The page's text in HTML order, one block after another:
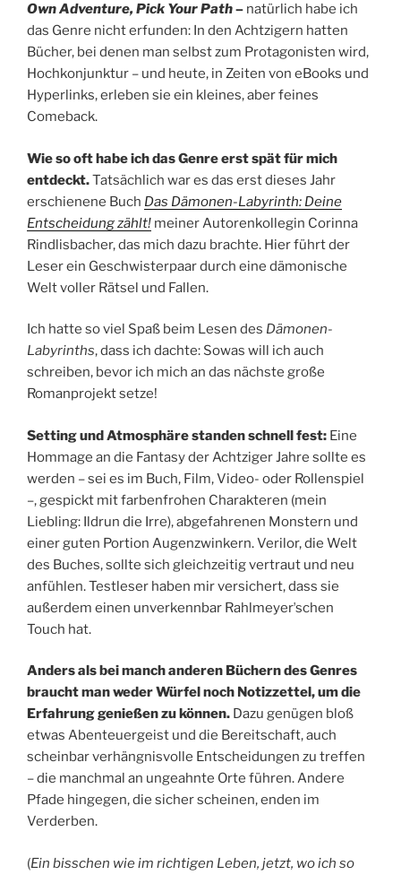
Own Adventure, Pick Your Path– natürlich habe ich
das Genre nicht erfunden: In den Achtzigern hatten
Bücher, bei denen man selbst zum Protagonisten wird,
Hochkonjunktur – und heute, in Zeiten von eBooks und
Hyperlinks, erleben sie ein kleines, aber feines
Comeback.
Wie so oft habe ich das Genre erst spät für mich
entdeckt.Tatsächlich war es das erst dieses Jahr
erschienene Buch Das Dämonen-Labyrinth: Deine
Entscheidung zählt! meiner Autorenkollegin Corinna
Rindlisbacher, das mich dazu brachte. Hier führt der
Leser ein Geschwisterpaar durch eine dämonische
Welt voller Rätsel und Fallen.
Ich hatte so viel Spaß beim Lesen des Dämonen-
Labyrinths, dass ich dachte: Sowas will ich auch
schreiben, bevor ich mich an das nächste große
Romanprojekt setze!
Setting und Atmosphäre standen schnell fest: Eine
Hommage an die Fantasy der Achtziger Jahre sollte es
werden – sei es im Buch, Film, Video- oder Rollenspiel
–, gespickt mit farbenfrohen Charakteren (mein
Liebling: Ildrun die Irre), abgefahrenen Monstern und
einer guten Portion Augenzwinkern. Verilor, die Welt
des Buches, sollte sich gleichzeitig vertraut und neu
anfühlen. Testleser haben mir versichert, dass sie
außerdem einen unverkennbar Rahlmeyerʼschen
Touch hat.
Anders als bei manch anderen Büchern des Genres
braucht man weder Würfel noch Notizzettel, um die
Erfahrung genießen zu können. Dazu genügen bloß
etwas Abenteuergeist und die Bereitschaft, auch
scheinbar verhängnisvolle Entscheidungen zu treffen
– die manchmal an ungeahnte Orte führen. Andere
Pfade hingegen, die sicher scheinen, enden im
Verderben.
(Ein bisschen wie im richtigen Leben, jetzt, wo ich so